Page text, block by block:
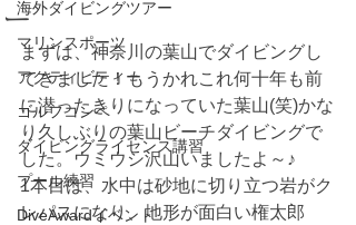
海外ダイビングツアー
マリンスポーツ
アクティビティー
ゴルフコンペ
ダイビングライセンス講習
プール練習
DiveAwardイベント
ー
まずは、神奈川の葉山でダイビングし
てきました！もうかれこれ何十年も前
に潜ったきりになっていた葉山(笑)かな
り久しぶりの葉山ビーチダイビングで
した。ウミウシ沢山いましたよ～♪
1本目は、水中は砂地に切り立つ岩がク
レパスになり、地形が面白い権太郎